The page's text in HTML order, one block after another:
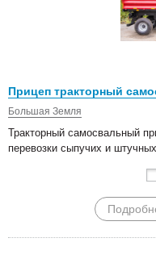
Прицеп тракторный
Большая Земля
Тракторный самосвальный
перевозки сыпучих и